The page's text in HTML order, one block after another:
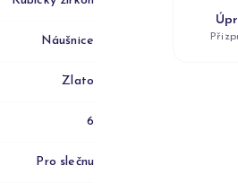
Náušnice
Zlato
6
Pro slečnu